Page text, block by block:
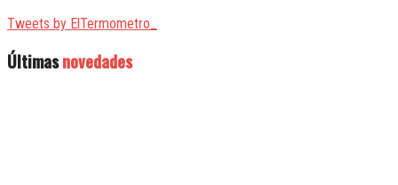
Tweets by ElTermometro_
Últimasnovedades